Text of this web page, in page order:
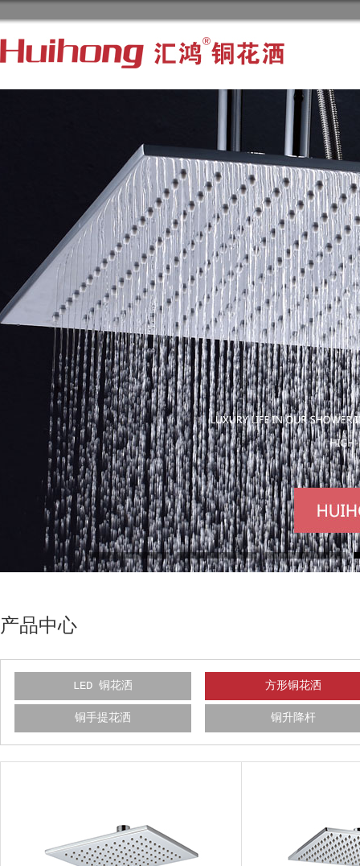
产品中心
LED 铜花洒 方形铜花洒
铜手提花洒 铜升降杆